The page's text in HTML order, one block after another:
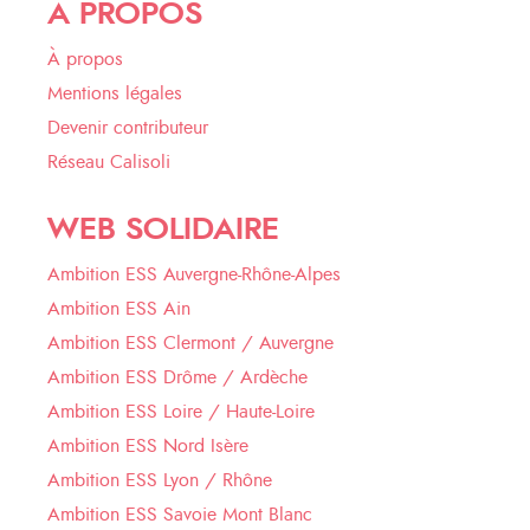
À PROPOS
À propos
Mentions légales
Devenir contributeur
Réseau Calisoli
WEB SOLIDAIRE
Ambition ESS Auvergne-Rhône-Alpes
Ambition ESS Ain
Ambition ESS Clermont / Auvergne
Ambition ESS Drôme / Ardèche
Ambition ESS Loire / Haute-Loire
Ambition ESS Nord Isère
Ambition ESS Lyon / Rhône
Ambition ESS Savoie Mont Blanc